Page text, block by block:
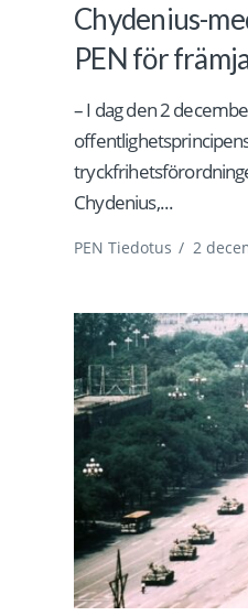
Chydenius-
PEN för
– I dag den 2
Chydenius,...
PEN Tiedotus / 2